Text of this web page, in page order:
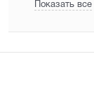
Показать все